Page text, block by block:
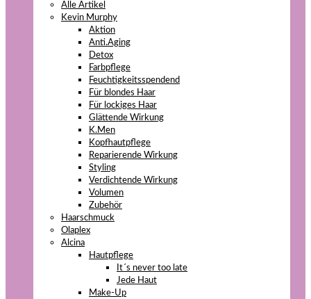
Alle Artikel
Kevin Murphy
Aktion
Anti.Aging
Detox
Farbpflege
Feuchtigkeitsspendend
Für blondes Haar
Für lockiges Haar
Glättende Wirkung
K.Men
Kopfhautpflege
Reparierende Wirkung
Styling
Verdichtende Wirkung
Volumen
Zubehör
Haarschmuck
Olaplex
Alcina
Hautpflege
It´s never too late
Jede Haut
Make-Up